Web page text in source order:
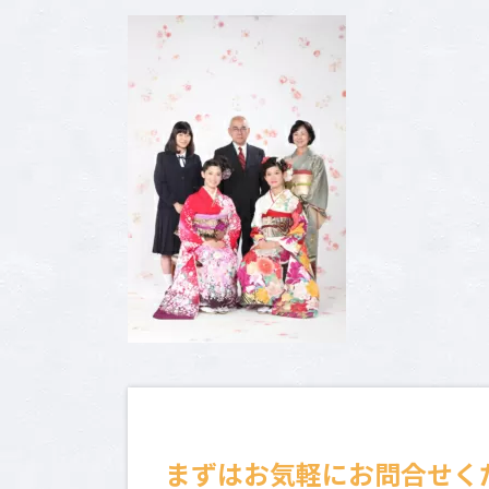
新
日
時
まずはお気軽にお問合せく